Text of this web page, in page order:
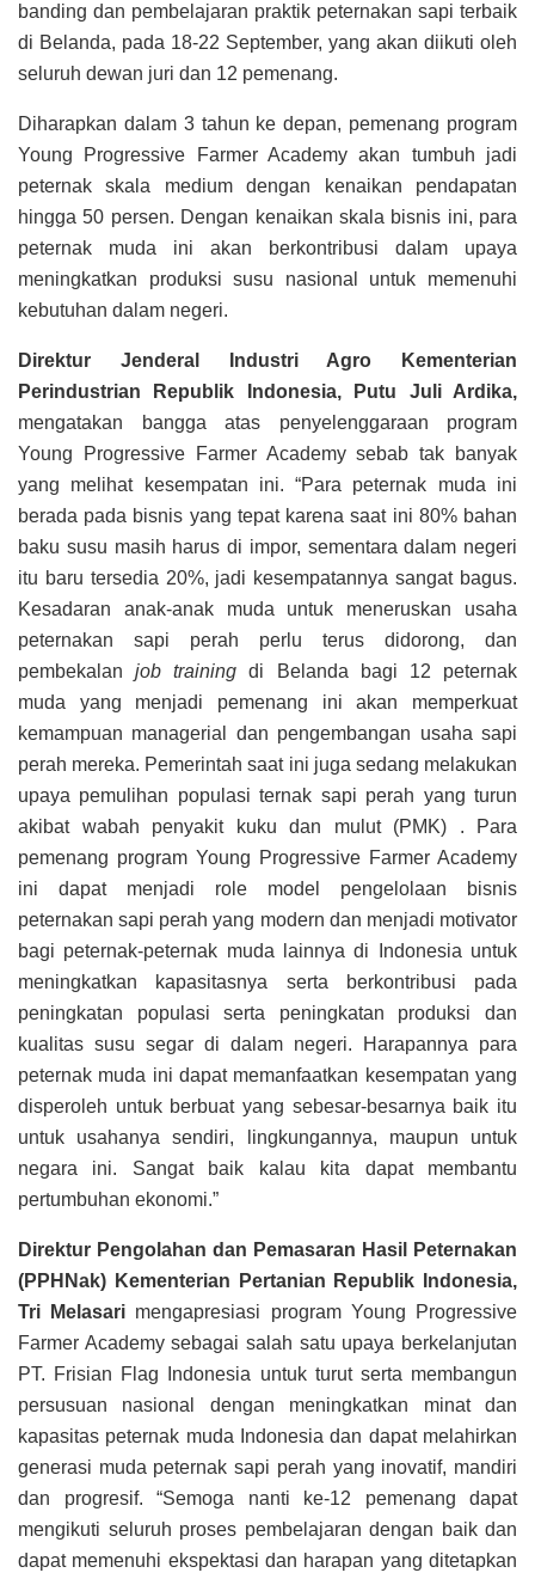
banding dan pembelajaran praktik peternakan sapi terbaik
di Belanda, pada 18-22 September, yang akan diikuti oleh
seluruh dewan juri dan 12 pemenang.
Diharapkan dalam 3 tahun ke depan, pemenang program
Young Progressive Farmer Academy akan tumbuh jadi
peternak skala medium dengan kenaikan pendapatan
hingga 50 persen. Dengan kenaikan skala bisnis ini, para
peternak muda ini akan berkontribusi dalam upaya
meningkatkan produksi susu nasional untuk memenuhi
kebutuhan dalam negeri.
Direktur Jenderal Industri Agro Kementerian
Perindustrian Republik Indonesia,
Putu Juli Ardika,
mengatakan bangga atas penyelenggaraan program
Young Progressive Farmer Academy sebab tak banyak
yang melihat kesempatan ini. “Para peternak muda ini
berada pada bisnis yang tepat karena saat ini 80% bahan
baku susu masih harus di impor, sementara dalam negeri
itu baru tersedia 20%, jadi kesempatannya sangat bagus.
Kesadaran anak-anak muda untuk meneruskan usaha
peternakan sapi perah perlu terus didorong, dan
pembekalanjob training di Belanda bagi 12 peternak
muda yang menjadi pemenang ini akan memperkuat
kemampuan managerial dan pengembangan usaha sapi
perah mereka. Pemerintah saat ini juga sedang melakukan
upaya pemulihan populasi ternak sapi perah yang turun
akibat wabah penyakit kuku dan mulut (PMK) . Para
pemenang program Young Progressive Farmer Academy
ini dapat menjadi role model pengelolaan bisnis
peternakan sapi perah yang modern dan menjadi motivator
bagi peternak-peternak muda lainnya di Indonesia untuk
meningkatkan kapasitasnya serta berkontribusi pada
peningkatan populasi serta peningkatan produksi dan
kualitas susu segar di dalam negeri. Harapannya para
peternak muda ini dapat memanfaatkan kesempatan yang
disperoleh untuk berbuat yang sebesar-besarnya baik itu
untuk usahanya sendiri, lingkungannya, maupun untuk
negara ini. Sangat baik kalau kita dapat membantu
pertumbuhan ekonomi.”
Direktur Pengolahan dan Pemasaran Hasil Peternakan
(PPHNak) Kementerian Pertanian Republik Indonesia,
Tri Melasari mengapresiasi program Young Progressive
Farmer Academy sebagai salah satu upaya berkelanjutan
PT. Frisian Flag Indonesia untuk turut serta membangun
persusuan nasional dengan meningkatkan minat dan
kapasitas peternak muda Indonesia dan dapat melahirkan
generasi muda peternak sapi perah yang inovatif, mandiri
dan progresif. “Semoga nanti ke-12 pemenang dapat
mengikuti seluruh proses pembelajaran dengan baik dan
dapat memenuhi ekspektasi dan harapan yang ditetapkan